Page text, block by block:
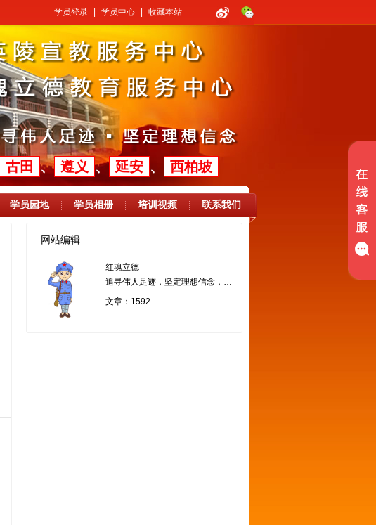
学员登录 学员中心 收藏本站
古田 、 遵义 、 延安 、 西柏坡
学员园地 学员相册 培训视频 联系我们
网站编辑
红魂立德
追寻伟人足迹，坚定理想信念，提高执政能力
文章：1592